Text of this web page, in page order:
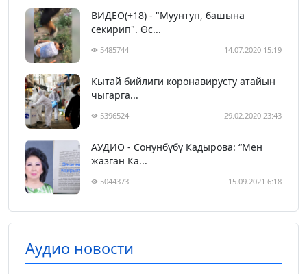
ВИДЕО(+18) - "Муунтуп, башына
секирип". Өс...
5485744 14.07.2020 15:19
Кытай бийлиги коронавирусту атайын
чыгарга...
5396524 29.02.2020 23:43
АУДИО - Сонунбүбү Кадырова: “Мен
жазган Ка...
5044373 15.09.2021 6:18
Аудио новости